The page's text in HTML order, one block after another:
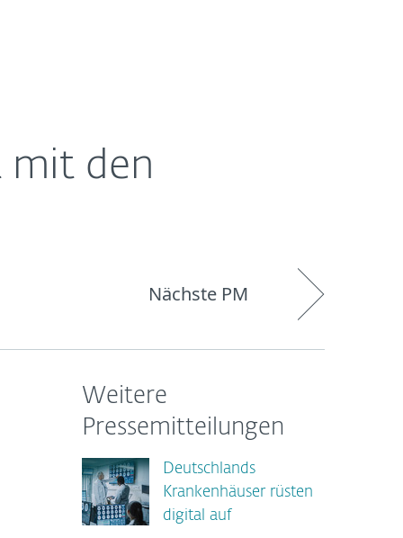
mit den
Nächste PM
Weitere
Pressemitteilungen
Deutschlands
Krankenhäuser rüsten
digital auf